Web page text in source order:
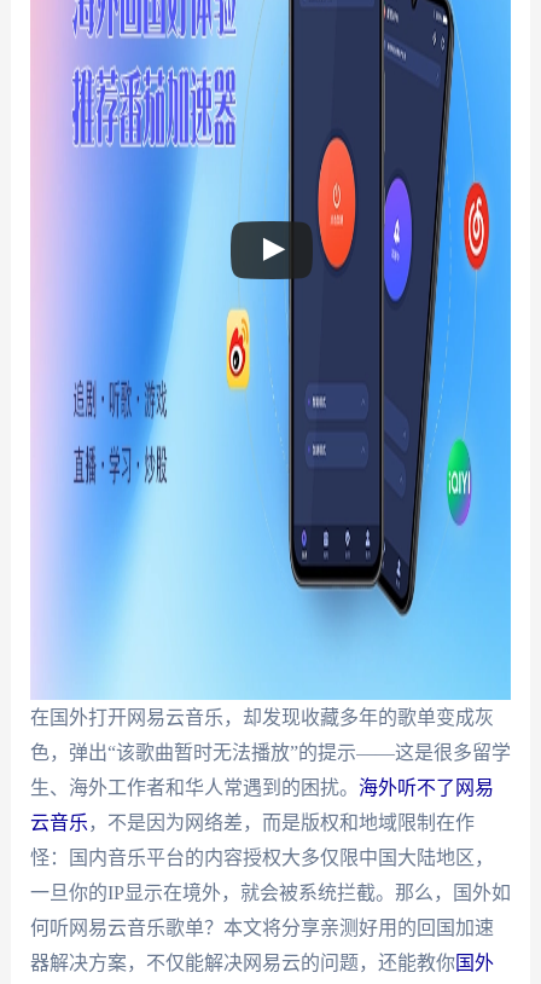
在国外打开网易云音乐，却发现收藏多年的歌单变成灰
色，弹出“该歌曲暂时无法播放”的提示——这是很多留学
生、海外工作者和华人常遇到的困扰。 海外听不了网易
云音乐 ，不是因为网络差，而是版权和地域限制在作
怪：国内音乐平台的内容授权大多仅限中国大陆地区，
一旦你的IP显示在境外，就会被系统拦截。那么，国外如
何听网易云音乐歌单？本文将分享亲测好用的回国加速
器解决方案，不仅能解决网易云的问题，还能教你国外